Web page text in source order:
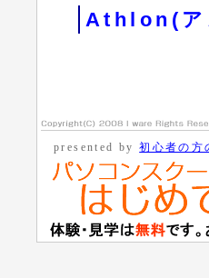
Athlon(ア
presented by初心者の